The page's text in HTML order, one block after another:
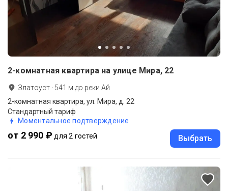
2-комнатная квартира на улице Мира, 22
Златоуст · 541 м до реки Ай
2-комнатная квартира, ул. Мира, д. 22
Стандартный тариф
Моментальное подтверждение
от 2 990 ₽ для 2 гостей Выбрать